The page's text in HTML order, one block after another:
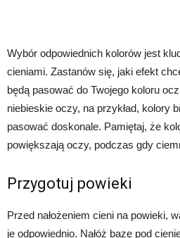
Wybór odpowiednich kolorów jest
cieniami. Zastanów się, jaki efekt
będą pasować do Twojego koloru
niebieskie oczy, na przykład, kolory
pasować doskonale. Pamiętaj, że
powiększają oczy, podczas gdy
Przygotuj powieki
Przed nałożeniem cieni na powieki,
je odpowiednio. Nałóż bazę pod